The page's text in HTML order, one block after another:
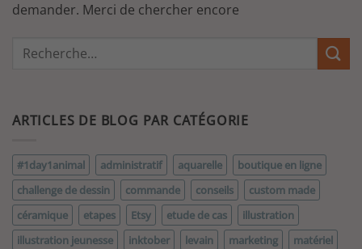
demander. Merci de chercher encore
ARTICLES DE BLOG PAR CATÉGORIE
#1day1animal administratif aquarelle
boutique en ligne
challenge de dessin
commande conseils
custom made
céramique
etapes Etsy etude de cas
illustration
illustration jeunesse
inktober levain marketing
matériel